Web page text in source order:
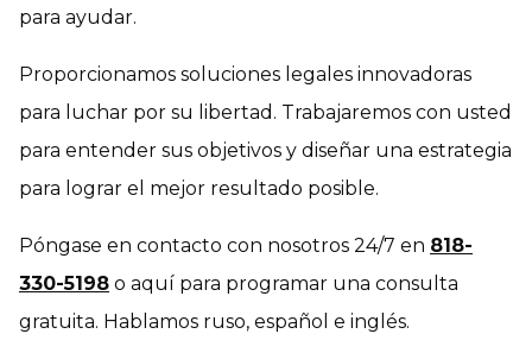
para ayudar.
Proporcionamos soluciones legales innovadoras
para luchar por su libertad. Trabajaremos con usted
para entender sus objetivos y diseñar una estrategia
para lograr el mejor resultado posible.
Póngase en contacto con nosotros 24/7 en 818-
330-5198 o aquí para programar una consulta
gratuita. Hablamos ruso, español e inglés.